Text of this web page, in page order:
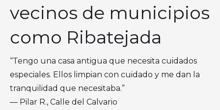
vecinos de municipios
como Ribatejada
“Tengo una casa antigua que necesita cuidados
especiales. Ellos limpian con cuidado y me dan la
tranquilidad que necesitaba.”
— Pilar R., Calle del Calvario